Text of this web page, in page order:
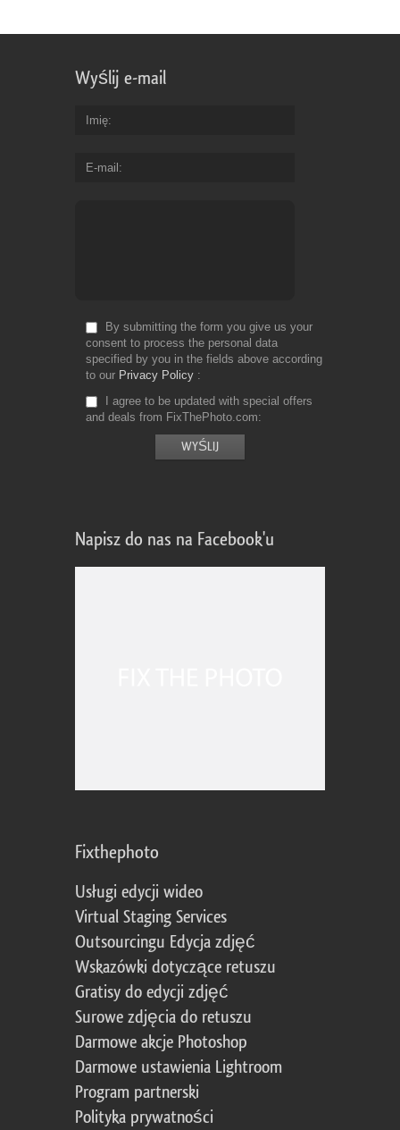
Wyślij e-mail
Imię
E-mail
By submitting the form you give us your
consent to process the personal data
specified by you in the fields above according
to our Privacy Policy
I agree to be updated with special offers
and deals from FixThePhoto.com
Napisz do nas na Facebook'u
Fixthephoto
Usługi edycji wideo
Virtual Staging Services
Outsourcingu Edycja zdjęć
Wskazówki dotyczące retuszu
Gratisy do edycji zdjęć
Surowe zdjęcia do retuszu
Darmowe akcje Photoshop
Darmowe ustawienia Lightroom
Program partnerski
Polityka prywatności